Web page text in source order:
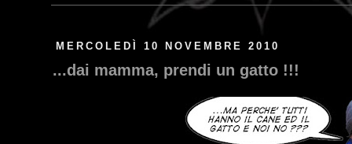
MERCOLEDÌ 10 NOVEMBRE 2010
...dai mamma, prendi un gatto !!!